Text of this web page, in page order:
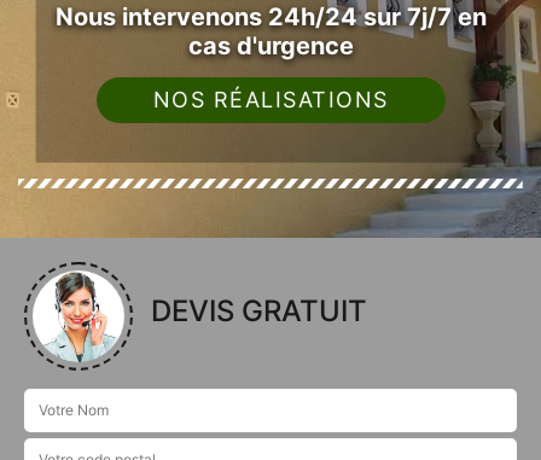
Nous intervenons 24h/24 sur 7j/7 en
cas d'urgence
NOS RÉALISATIONS
DEVIS GRATUIT